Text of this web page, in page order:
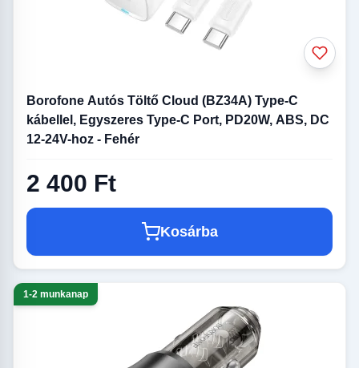
Borofone Autós Töltő Cloud (BZ34A) Type-C
kábellel, Egyszeres Type-C Port, PD20W, ABS, DC
12-24V-hoz - Fehér
2 400 Ft
Kosárba
1-2 munkanap